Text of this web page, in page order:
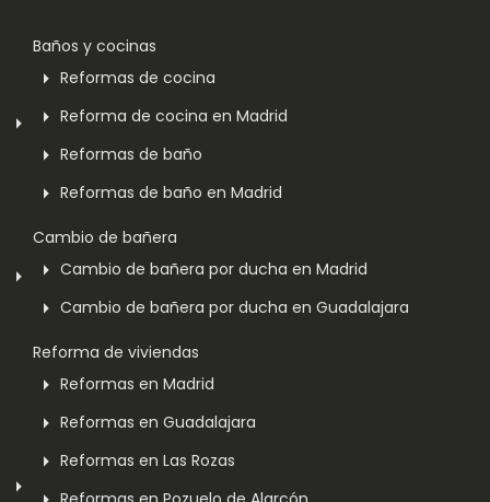
Baños y cocinas
Reformas de cocina
Reforma de cocina en Madrid
Reformas de baño
Reformas de baño en Madrid
Cambio de bañera
Cambio de bañera por ducha en Madrid
Cambio de bañera por ducha en Guadalajara
Reforma de viviendas
Reformas en Madrid
Reformas en Guadalajara
Reformas en Las Rozas